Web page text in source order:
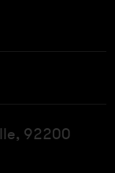
92200